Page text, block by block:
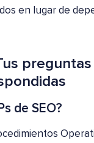
en lugar de
preguntas
de SEO?